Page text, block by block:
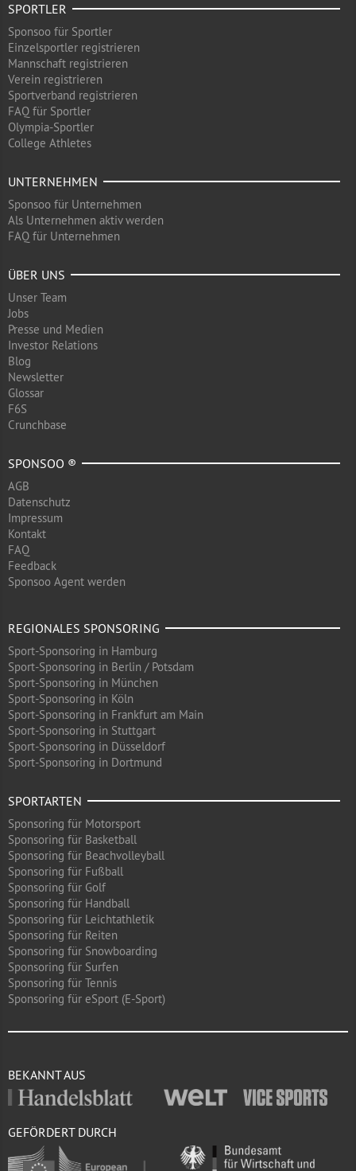
SPORTLER
Sponsoo für Sportler
Einzelsportler registrieren
Mannschaft registrieren
Verein registrieren
Sportverband registrieren
FAQ für Sportler
Olympia-Sportler
College Athletes
UNTERNEHMEN
Sponsoo für Unternehmen
Als Unternehmen aktiv werden
FAQ für Unternehmen
ÜBER UNS
Unser Team
Jobs
Presse und Medien
Investor Relations
Blog
Newsletter
Glossar
F6S
Crunchbase
SPONSOO ®
AGB
Datenschutz
Impressum
Kontakt
FAQ
Feedback
Sponsoo Agent werden
REGIONALES SPONSORING
Sport-Sponsoring in Hamburg
Sport-Sponsoring in Berlin / Potsdam
Sport-Sponsoring in München
Sport-Sponsoring in Köln
Sport-Sponsoring in Frankfurt am Main
Sport-Sponsoring in Stuttgart
Sport-Sponsoring in Düsseldorf
Sport-Sponsoring in Dortmund
SPORTARTEN
Sponsoring für Motorsport
Sponsoring für Basketball
Sponsoring für Beachvolleyball
Sponsoring für Fußball
Sponsoring für Golf
Sponsoring für Handball
Sponsoring für Leichtathletik
Sponsoring für Reiten
Sponsoring für Snowboarding
Sponsoring für Surfen
Sponsoring für Tennis
Sponsoring für eSport (E-Sport)
BEKANNT AUS
GEFÖRDERT DURCH